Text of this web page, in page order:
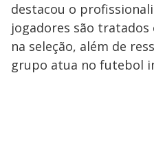
destacou o
jogadores são
na seleção, além de
grupo atua no futebol